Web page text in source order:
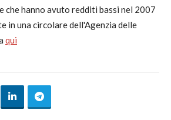
che hanno avuto redditi bassi nel 2007
in una circolare dell'Agenzia delle
qui